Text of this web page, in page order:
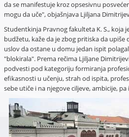
da se manifestuje kroz opsesivnu
mogu da uče", objašnjava Ljiljana
Studentkinja Pravnog fakulteta K. S., koja
budžetu, kaže da je zbog pritiska da
uslov da ostane u domu jedan ispit
"blokirala". Prema rečima Ljiljane
podvesti pod kategoriju formiranja
efikasnosti u učenju, strah od ispita,
sebe utiče i na njegove ciljeve, ambicije,